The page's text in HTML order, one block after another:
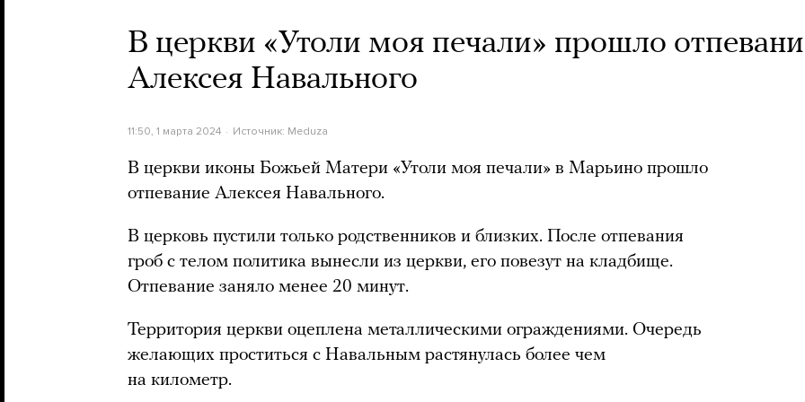
В церкви «Утоли моя печали» прошло
Алексея Навального
11:50, 1 марта 2024 Источник: Meduza
В церкви иконы Божьей Матери «Утоли моя печали» в Марьино прошло
отпевание Алексея Навального.
В церковь пустили только родственников и близких. После отпевания
гроб с телом политика вынесли из церкви, его повезут на кладбище.
Отпевание заняло менее 20 минут.
Территория церкви оцеплена металлическими ограждениями. Очередь
желающих проститься с Навальным растянулась более чем
на километр.